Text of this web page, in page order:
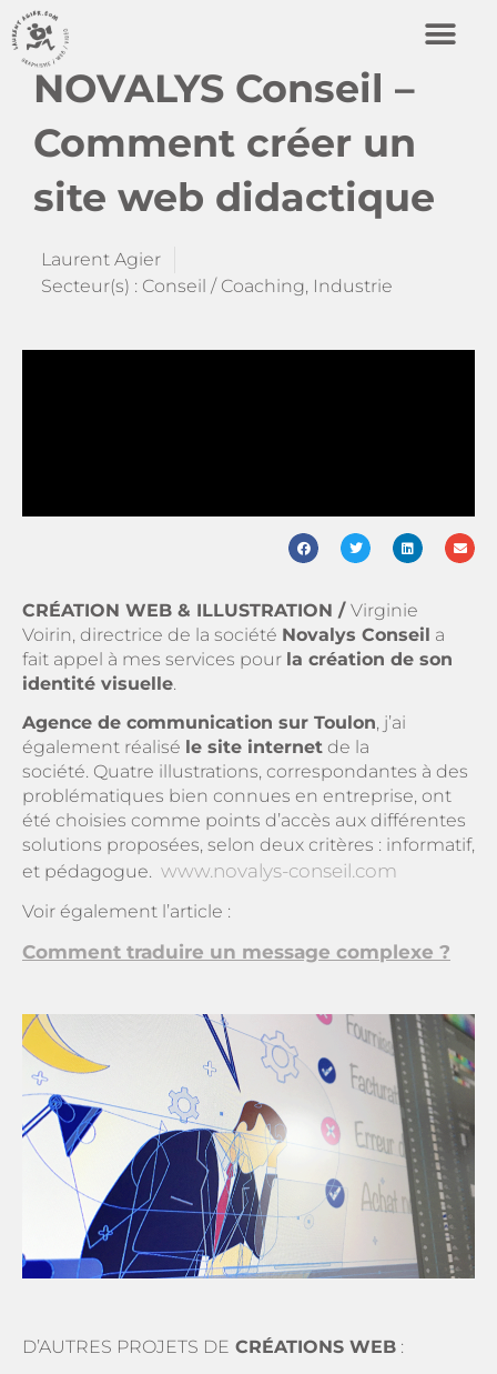
NOVALYS Conseil –
Comment créer un
site web didactique
Laurent Agier
Secteur(s) : Conseil / Coaching, Industrie
CRÉATION WEB & ILLUSTRATION / Virginie
Voirin, directrice de la société Novalys Conseil a
fait appel à mes services pour la création de son
identité visuelle.
Agence de communication sur Toulon, j’ai
également réalisé le site internet de la
société. Quatre illustrations, correspondantes à des
problématiques bien connues en entreprise, ont
été choisies comme points d’accès aux différentes
solutions proposées, selon deux critères : informatif,
et pédagogue. www.novalys-conseil.com
Voir également l’article :
Comment traduire un message complexe ?
D’AUTRES PROJETS DE CRÉATIONS WEB :